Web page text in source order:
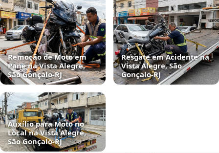
Remoção de Moto em
Pane na Vista Alegre,
São Gonçalo‑RJ
Resgate em Acidente na
Vista Alegre, São
Gonçalo‑RJ
Auxílio para Moto no
Local na Vista Alegre,
São Gonçalo‑RJ